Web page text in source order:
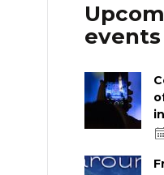
events